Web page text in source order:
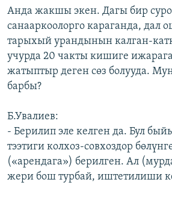
Анда жакшы экен. Дагы бир
санааркоолорго караганда, дал
тарыхый урандынын калган-
учурда 20 чакты кишиге
жатыптыр деген сөз болууда.
барбы?
Б.Увалиев:
- Берилип эле келген да. Бул
тээтиги колхоз-совхоздор
(«арендага») берилген. Ал
жери бош турбай, иштетилиши